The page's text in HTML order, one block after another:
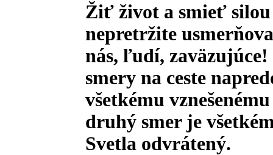
Žiť život a smieť silou
nepretržite
nás, ľudí,
smery na ceste
všetkému
druhý smer je
Svetla odvrátený.